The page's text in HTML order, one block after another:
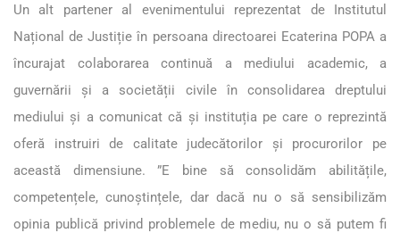
Un alt partener al evenimentului reprezentat de Institutul
Național de Justiție în persoana directoarei Ecaterina POPA a
încurajat colaborarea continuă a mediului academic, a
guvernării și a societății civile în consolidarea dreptului
mediului și a comunicat că și instituția pe care o reprezintă
oferă instruiri de calitate judecătorilor și procurorilor pe
această dimensiune. ”E bine să consolidăm abilitățile,
competențele, cunoștințele, dar dacă nu o să sensibilizăm
opinia publică privind problemele de mediu, nu o să putem fi